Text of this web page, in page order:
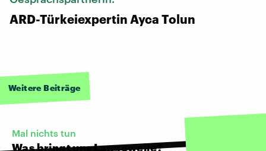
ARD-Türkeiexpertin Ayca Tolun
Weitere Beiträge
Mal nichts tun
Was bringt uns Langeweile?